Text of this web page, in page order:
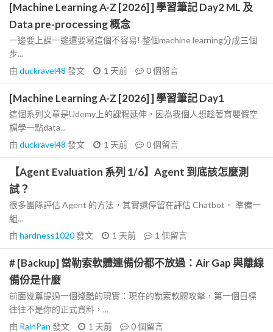
[Machine Learning A-Z [2026] ] 學習筆記 Day2 ML 及
Data pre-processing 概念
一邊要上課一邊還要寫這個不容易! 整個machine learning分成三個
步...
由 duckravel48 發文 1 天前 0個留言
[Machine Learning A-Z [2026] ] 學習筆記 Day1
這個系列文章是Udemy上的課程延伸，因為我個人想趁著育嬰假空
檔學一點data...
由 duckravel48 發文 1 天前 0個留言
【Agent Evaluation 系列 1/6】Agent 到底該怎麼測
試？
很多團隊評估 Agent 的方法，其實還停留在評估 Chatbot。 準備一
組...
由 hardness1020發文 1 天前 1 個留言
# [Backup] 當勒索軟體連備份都不放過：Air Gap 與離線
備份是什麼
前面幾篇提過一個殘酷的現實：現在的勒索軟體攻擊，第一個目標
往往不是你的正式資料，...
由 RainPan 發文 1 天前 0個留言